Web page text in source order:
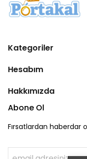
Kategoriler
Hesabım
Hakkımızda
Abone Ol
Fırsatlardan haberdar